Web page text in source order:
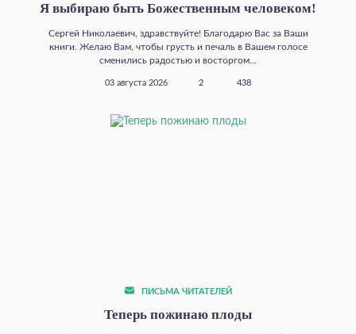
Я выбираю быть Божественным человеком!
Сергей Николаевич, здравствуйте! Благодарю Вас за Ваши
книги. Желаю Вам, чтобы грусть и печаль в Вашем голосе
сменились радостью и восторгом...
03 августа 2026 2 438
ПИСЬМА ЧИТАТЕЛЕЙ
Теперь пожинаю плоды